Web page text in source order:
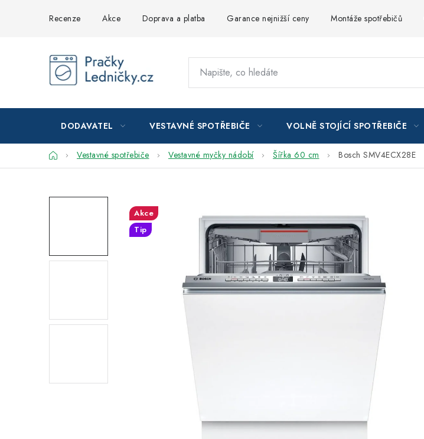
Recenze Akce Doprava a platba Garance nejnižší ceny Montáže spotřebičů
DODAVATEL VESTAVNÉ SPOTŘEBIČE VOLNĚ STOJÍCÍ SPOTŘEBIČE
DomůVestavné spotřebiče Vestavné myčky nádobí Šířka 60 cm Bosch SMV4ECX28E
Akce
Tip